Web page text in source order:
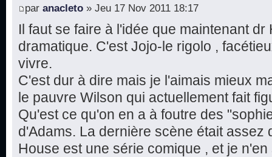
par anacleto » Jeu 17 Nov 2011 18:17
Il faut se faire à l'idée que maintenant
dramatique. C'est Jojo-le rigolo ,
vivre.
C'est dur à dire mais je l'aimais mieux
le pauvre Wilson qui actuellement fait
Qu'est ce qu'on en a à foutre des
d'Adams. La dernière scène était assez
House est une série comique , et je